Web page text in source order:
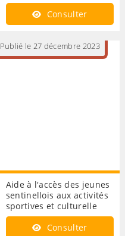
Consulter
Publié le 27 décembre 2023
Aide à l'accès des jeunes
sentinellois aux activités
sportives et culturelle
Consulter